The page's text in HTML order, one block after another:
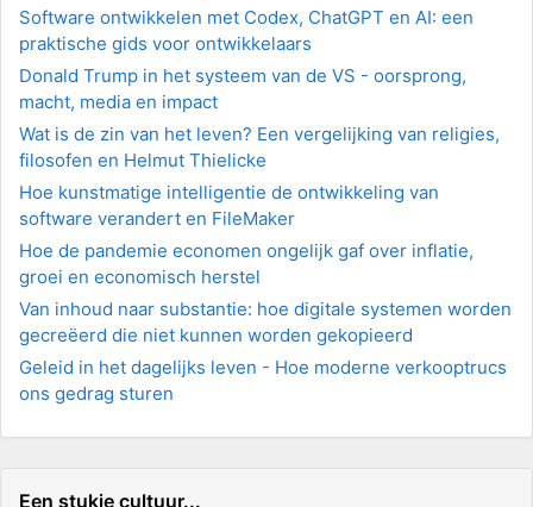
Software ontwikkelen met Codex, ChatGPT en AI: een
praktische gids voor ontwikkelaars
Donald Trump in het systeem van de VS - oorsprong,
macht, media en impact
Wat is de zin van het leven? Een vergelijking van religies,
filosofen en Helmut Thielicke
Hoe kunstmatige intelligentie de ontwikkeling van
software verandert en FileMaker
Hoe de pandemie economen ongelijk gaf over inflatie,
groei en economisch herstel
Van inhoud naar substantie: hoe digitale systemen worden
gecreëerd die niet kunnen worden gekopieerd
Geleid in het dagelijks leven - Hoe moderne verkooptrucs
ons gedrag sturen
Een stukje cultuur...